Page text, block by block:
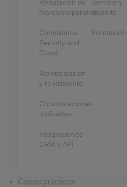
Reputación de
marca/corporativa
Compliance
Security and
Cloud
Monitorización
y rendimiento
Comunicaciones
unificadas
Integraciones
CRM y API
Servicio y
Soporte
Formación
Casos prácticos